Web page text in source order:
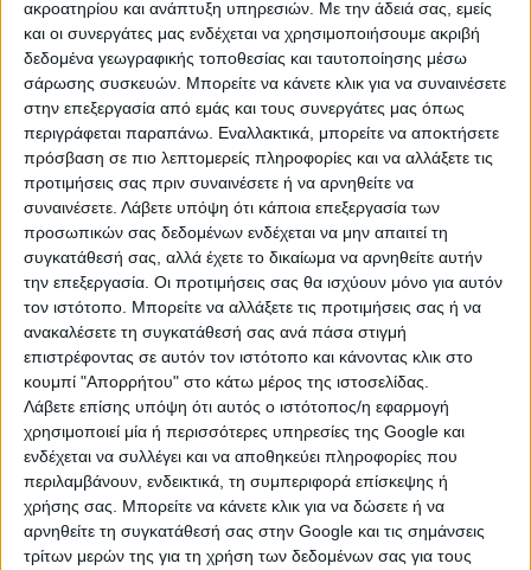
ακροατηρίου και ανάπτυξη υπηρεσιών. Με την άδειά σας, εμείς
και οι συνεργάτες μας ενδέχεται να χρησιμοποιήσουμε ακριβή
δεδομένα γεωγραφικής τοποθεσίας και ταυτοποίησης μέσω
σάρωσης συσκευών. Μπορείτε να κάνετε κλικ για να συναινέσετε
στην επεξεργασία από εμάς και τους συνεργάτες μας όπως
περιγράφεται παραπάνω. Εναλλακτικά, μπορείτε να αποκτήσετε
πρόσβαση σε πιο λεπτομερείς πληροφορίες και να αλλάξετε τις
προτιμήσεις σας πριν συναινέσετε ή να αρνηθείτε να
συναινέσετε. Λάβετε υπόψη ότι κάποια επεξεργασία των
προσωπικών σας δεδομένων ενδέχεται να μην απαιτεί τη
συγκατάθεσή σας, αλλά έχετε το δικαίωμα να αρνηθείτε αυτήν
την επεξεργασία. Οι προτιμήσεις σας θα ισχύουν μόνο για αυτόν
τον ιστότοπο. Μπορείτε να αλλάξετε τις προτιμήσεις σας ή να
ανακαλέσετε τη συγκατάθεσή σας ανά πάσα στιγμή
επιστρέφοντας σε αυτόν τον ιστότοπο και κάνοντας κλικ στο
κουμπί "Απορρήτου" στο κάτω μέρος της ιστοσελίδας.
Λάβετε επίσης υπόψη ότι αυτός ο ιστότοπος/η εφαρμογή
χρησιμοποιεί μία ή περισσότερες υπηρεσίες της Google και
ενδέχεται να συλλέγει και να αποθηκεύει πληροφορίες που
περιλαμβάνουν, ενδεικτικά, τη συμπεριφορά επίσκεψης ή
χρήσης σας. Μπορείτε να κάνετε κλικ για να δώσετε ή να
αρνηθείτε τη συγκατάθεσή σας στην Google και τις σημάνσεις
τρίτων μερών της για τη χρήση των δεδομένων σας για τους
Οι διαγωνιζόμενοι, θα πρέπει να εσωκλείσουν σε ένα
μεγάλο φάκελο, έναν μικρότερο κλειστό φάκελο με τα
πλήρη στοιχεία τους: Ονοματεπώνυμο, Διεύθυνση,
Τ.Κ., Τηλέφωνο (σταθερό και κινητό), ηλεκτρονική
διεύθυνση, τον τίτλο του έργου και το ψευδώνυμο.
Οι συμμετέχοντες θα πρέπει να αποστείλουν το
φάκελο ταχυδρομικά με απλή επιστολή και όχι
συστημένη, στα γραφεία της Πανελλήνιας Ένωσης
Λογοτεχνών, Γερανίου 41, 2ος όροφος, Τ.Κ. 104 31 –
Αθήνα, με την ένδειξη: «Για τους 40ους Πανελλήνιους
Δελφικούς Αγώνες Ποίησης» και στη θέση του
αποστολέα, να σημειώσουν μόνο το ψευδώνυμο.
Τα απεσταλμένα ποιήματα δεν επιστρέφονται και μετά
από το διαγωνισμό όσα δεν προκριθούν, θα
καταστραφούν μαζί με τους φακέλους των
προσωπικών τους στοιχείων.